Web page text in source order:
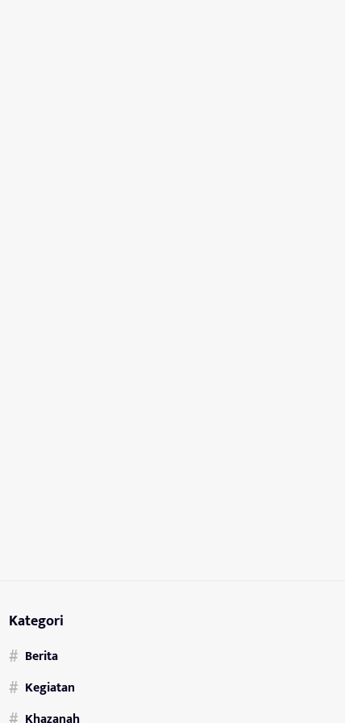
Kategori
Berita
Kegiatan